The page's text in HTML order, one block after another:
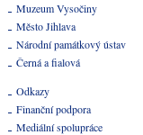
Muzeum Vysočiny
Město Jihlava
Národní památkový ústav
Černá a fialová
Odkazy
Finanční podpora
Mediální spolupráce